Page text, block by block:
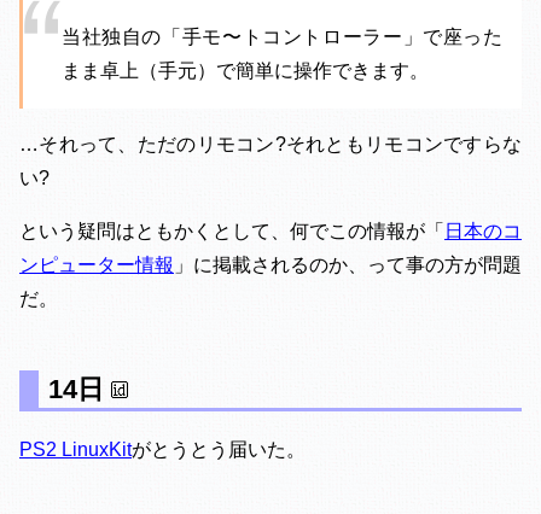
当社独自の「手モ〜トコントローラー」で座った
まま卓上（手元）で簡単に操作できます。
…それって、ただのリモコン?それともリモコンですらな
い?
という疑問はともかくとして、何でこの情報が「 日本のコ
ンピューター情報 」に掲載されるのか、って事の方が問題
だ。
14日
PS2 LinuxKitがとうとう届いた。